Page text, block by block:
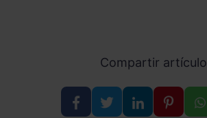
Compartir artículo